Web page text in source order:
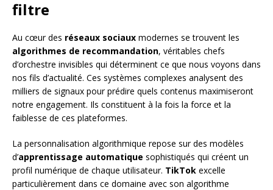
filtre
Au cœur des réseaux sociaux modernes se trouvent les
algorithmes de recommandation, véritables chefs
d’orchestre invisibles qui déterminent ce que nous voyons dans
nos fils d’actualité. Ces systèmes complexes analysent des
milliers de signaux pour prédire quels contenus maximiseront
notre engagement. Ils constituent à la fois la force et la
faiblesse de ces plateformes.
La personnalisation algorithmique repose sur des modèles
d’apprentissage automatique sophistiqués qui créent un
profil numérique de chaque utilisateur. TikTok excelle
particulièrement dans ce domaine avec son algorithme